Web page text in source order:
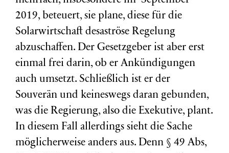
2019, beteuert, sie plane, diese für die
Solarwirtschaft desaströse Regelung
abzuschaffen. Der Gesetzgeber ist aber erst
einmal frei darin, ob er Ankündigungen
auch umsetzt. Schließlich ist er der
Souverän und keineswegs daran gebunden,
was die Regierung, also die Exekutive, plant.
In diesem Fall allerdings sieht die Sache
möglicherweise anders aus. Denn § 49 Abs,